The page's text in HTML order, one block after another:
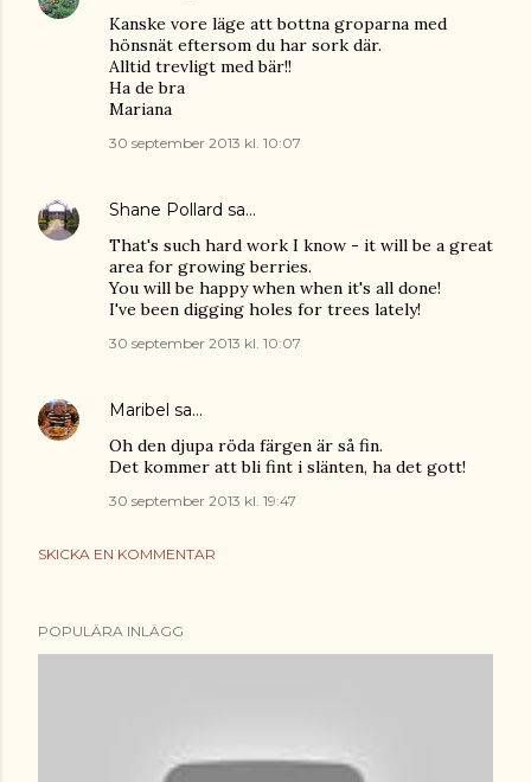
Kanske vore läge att bottna groparna med
hönsnät eftersom du har sork där.
Alltid trevligt med bär!!
Ha de bra
Mariana
30 september 2013 kl. 10:07
Shane Pollard sa…
That's such hard work I know - it will be a great
area for growing berries.
You will be happy when when it's all done!
I've been digging holes for trees lately!
30 september 2013 kl. 10:07
Maribel sa…
Oh den djupa röda färgen är så fin.
Det kommer att bli fint i slänten, ha det gott!
30 september 2013 kl. 19:47
SKICKA EN KOMMENTAR
POPULÄRA INLÄGG